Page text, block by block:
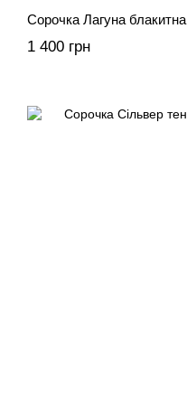
Сорочка Лагуна блакитна
1 400 грн